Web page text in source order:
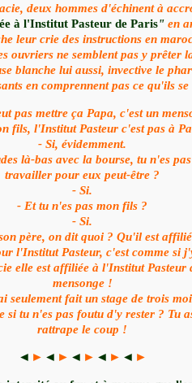
deux hommes d'échinent à
à l'Institut Pasteur de Paris" en
leur crie des instructions en
ouvriers ne semblent pas y prêter
blanche lui aussi, invective le
en comprennent pas ce qu'ils se
pas mettre ça Papa, c'est un
fils, l'Institut Pasteur c'est pas à
- Si, évidemment.
là-bas avec la bourse, tu n'es
travailler pour eux peut-être ?
- Si.
- Et tu n'es pas mon fils ?
- Si.
père, on dit quoi ? Qu'il est
l'Institut Pasteur, c'est comme si
elle est affiliée à l'Institut Pasteur
mensonge !
seulement fait un stage de trois
si tu n'es pas foutu d'y rester ? Tu
rattrape le coup !
◄ ► ◄ ► ◄ ► ◄ ► ◄ ►